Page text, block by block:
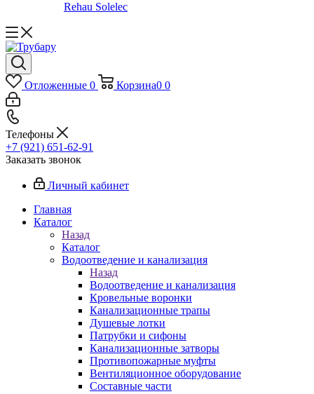
Rehau Solelec
Отложенные 0 Корзина0 0
Телефоны
+7 (921) 651-62-91
Заказать звонок
Личный кабинет
Главная
Каталог
Назад
Каталог
Водоотведение и канализация
Назад
Водоотведение и канализация
Кровельные воронки
Канализационные трапы
Душевые лотки
Патрубки и сифоны
Канализационные затворы
Противопожарные муфты
Вентиляционное оборудование
Составные части